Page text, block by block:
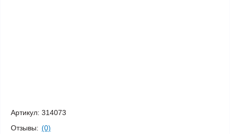
Артикул: 314073
Отзывы: (0)